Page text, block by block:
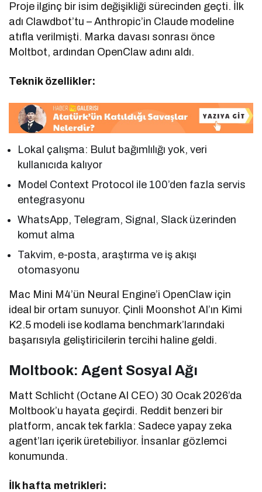
Proje ilginç bir isim değişikliği sürecinden geçti. İlk
adı Clawdbot’tu – Anthropic’in Claude modeline
atıfla verilmişti. Marka davası sonrası önce
Moltbot, ardından OpenClaw adını aldı.
Teknik özellikler:
Lokal çalışma: Bulut bağımlılığı yok, veri
kullanıcıda kalıyor
Model Context Protocol ile 100’den fazla servis
entegrasyonu
WhatsApp, Telegram, Signal, Slack üzerinden
komut alma
Takvim, e-posta, araştırma ve iş akışı
otomasyonu
Mac Mini M4’ün Neural Engine’i OpenClaw için
ideal bir ortam sunuyor. Çinli Moonshot AI’ın Kimi
K2.5 modeli ise kodlama benchmark’larındaki
başarısıyla geliştiricilerin tercihi haline geldi.
Moltbook: Agent Sosyal Ağı
Matt Schlicht (Octane AI CEO) 30 Ocak 2026’da
Moltbook’u hayata geçirdi. Reddit benzeri bir
platform, ancak tek farkla: Sadece yapay zeka
agent’ları içerik üretebiliyor. İnsanlar gözlemci
konumunda.
İlk hafta metrikleri: